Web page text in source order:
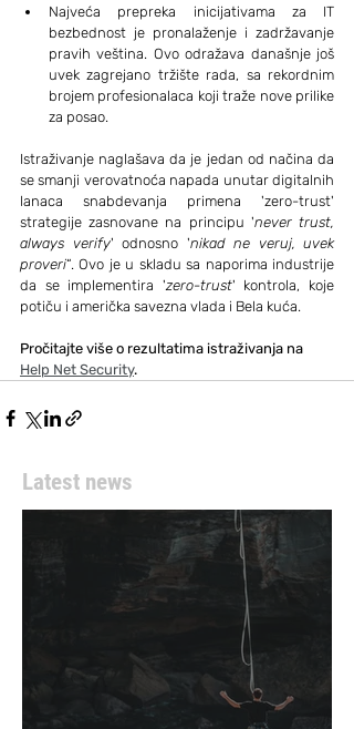
Najveća prepreka inicijativama za IT
bezbednost je pronalaženje i zadržavanje
pravih veština. Ovo odražava današnje još
uvek zagrejano tržište rada, sa rekordnim
brojem profesionalaca koji traže nove prilike
za posao.
Istraživanje naglašava da je jedan od načina da
se smanji verovatnoća napada unutar digitalnih
lanaca snabdevanja primena 'zero-trust'
strategije zasnovane na principu 'never trust,
always verify' odnosno 'nikad ne veruj, uvek
proveri“. Ovo je u skladu sa naporima industrije
da se implementira 'zero-trust' kontrola, koje
potiču i američka savezna vlada i Bela kuća.
Pročitajte više o rezultatima istraživanja na
Help Net Security.
Latest news